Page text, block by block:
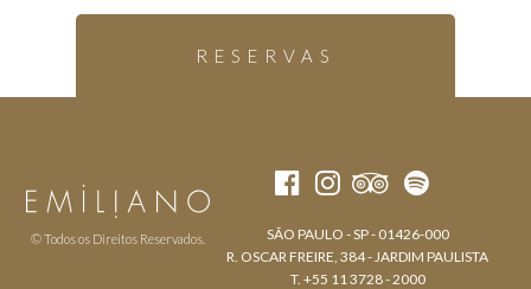
RESERVAS
© Todos os Direitos Reservados.
SÃO PAULO - SP - 01426-000
R. OSCAR FREIRE, 384 - JARDIM PAULISTA
T. +55 11 3728 - 2000